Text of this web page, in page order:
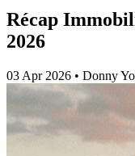
Récap
2026
03 Apr 2026 • Donny